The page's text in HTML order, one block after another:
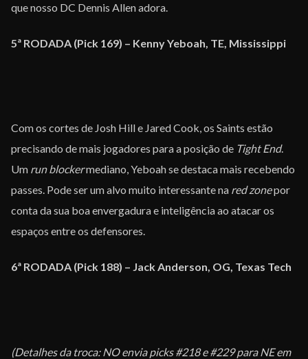
que nosso DC Dennis Allen adora.
5ª RODADA (Pick 169) – Kenny Yeboah, TE, Mississippi
Com os cortes de Josh Hill e Jared Cook, os Saints estão
precisando de mais jogadores para a posição de Tight End.
Um run blockermediano, Yeboah se destaca mais recebendo
passes. Pode ser um alvo muito interessante na red zonepor
conta da sua boa envergadura e inteligência ao atacar os
espaços entre os defensores.
6ª RODADA (Pick 188) – Jack Anderson, OG, Texas Tech
(Detalhes da troca: NO envia picks #218 e #229 para NE em